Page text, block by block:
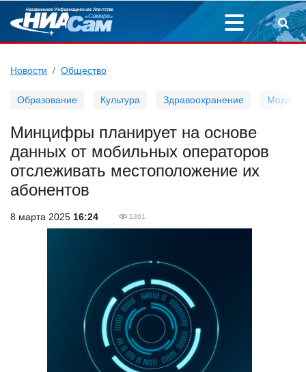
Новости Общество
Образование Культура Здравоохранение Мода
Минцифры планирует на основе
данных от мобильных операторов
отслеживать местоположение их
абонентов
8 марта 2025 16:24 1361